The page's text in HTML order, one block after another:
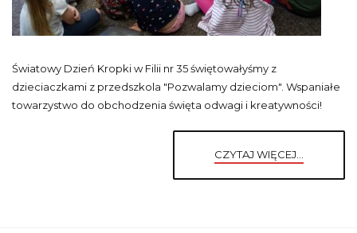
Światowy Dzień Kropki w Filii nr 35 świętowałyśmy z
dzieciaczkami z przedszkola "Pozwalamy dzieciom". Wspaniałe
towarzystwo do obchodzenia święta odwagi i kreatywności!
CZYTAJ WIĘCEJ...